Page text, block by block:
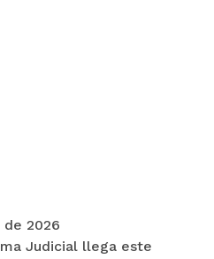
de 2026
Judicial llega este